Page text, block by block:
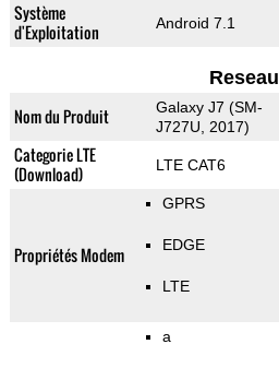
Système
d'Exploitation
Android 7.1
Reseau
Nom du Produit
Galaxy J7 (SM-
J727U, 2017)
Categorie LTE
(Download)
LTE CAT6
Propriétés Modem
GPRS
EDGE
LTE
a